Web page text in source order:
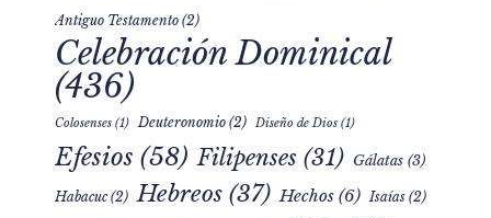
Antiguo Testamento (2)
Celebración Dominical
(436)
Colosenses (1) Deuteronomio (2) Diseño de Dios (1)
Efesios (58) Filipenses (31) Gálatas (3)
Habacuc (2) Hebreos (37) Hechos (6) Isaías (2)